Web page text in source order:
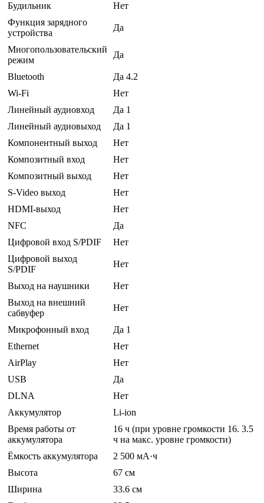
Будильник
Нет
Функция зарядного
устройства
Да
Многопользовательский
режим
Да
Bluetooth
Да 4.2
Wi-Fi
Нет
Линейный аудиовход
Да 1
Линейный аудиовыход
Да 1
Компонентный выход
Нет
Композитный вход
Нет
Композитный выход
Нет
S-Video выход
Нет
HDMI-выход
Нет
NFC
Да
Цифровой вход S/PDIF
Нет
Цифровой выход
S/PDIF
Нет
Выход на наушники
Нет
Выход на внешний
сабвуфер
Нет
Микрофонный вход
Да 1
Ethernet
Нет
AirPlay
Нет
USB
Да
DLNA
Нет
Аккумулятор
Li-ion
Время работы от
аккумулятора
16 ч (при уровне громкости 16. 3.5
ч на макс. уровне громкости)
Ёмкость аккумулятора
2 500 мА·ч
Высота
67 см
Ширина
33.6 см